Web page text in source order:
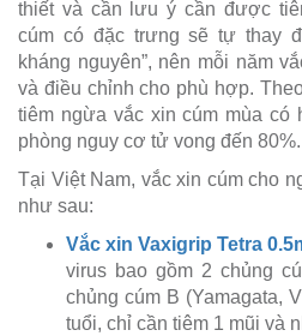
thiết và cần lưu ý cần được
cúm có đặc trưng sẽ tự thay
kháng nguyên”, nên mỗi năm
và điều chỉnh cho phù hợp.
tiêm ngừa vắc xin cúm mùa có
phòng nguy cơ tử vong đến 80%.
Tại Việt Nam, vắc xin cúm cho
như sau:
Vắc xin Vaxigrip Tetra
virus bao gồm 2 chủng
chủng cúm B (Yamagata,
tuổi, chỉ cần tiêm 1 mũi và